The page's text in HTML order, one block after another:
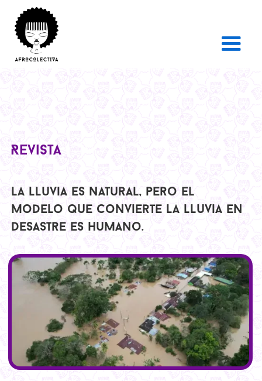
Revista
La lluvia es natural, pero el
modelo que convierte la lluvia en
desastre es humano.